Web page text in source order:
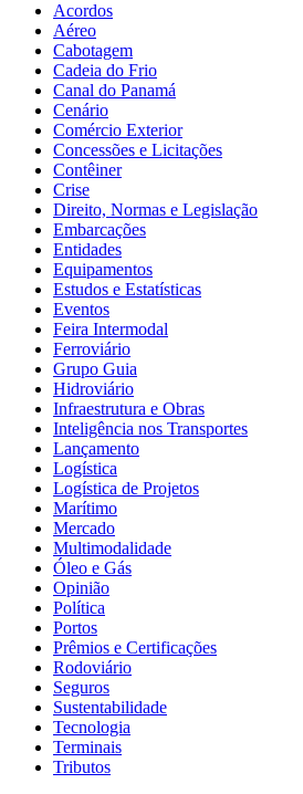
Acordos
Aéreo
Cabotagem
Cadeia do Frio
Canal do Panamá
Cenário
Comércio Exterior
Concessões e Licitações
Contêiner
Crise
Direito, Normas e Legislação
Embarcações
Entidades
Equipamentos
Estudos e Estatísticas
Eventos
Feira Intermodal
Ferroviário
Grupo Guia
Hidroviário
Infraestrutura e Obras
Inteligência nos Transportes
Lançamento
Logística
Logística de Projetos
Marítimo
Mercado
Multimodalidade
Óleo e Gás
Opinião
Política
Portos
Prêmios e Certificações
Rodoviário
Seguros
Sustentabilidade
Tecnologia
Terminais
Tributos